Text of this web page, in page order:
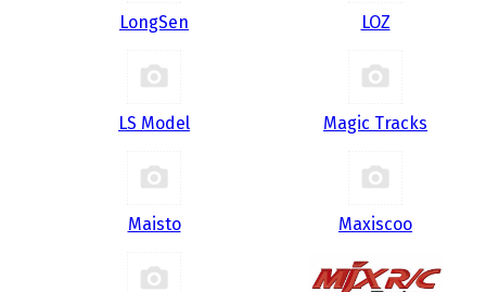
LongSen LOZ
LS Model Magic Tracks
Maisto Maxiscoo